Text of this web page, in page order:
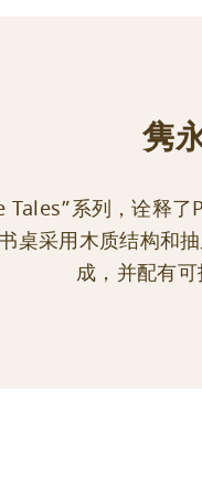
隽
系列，诠释
桌采用木质结构和
成，并配有可